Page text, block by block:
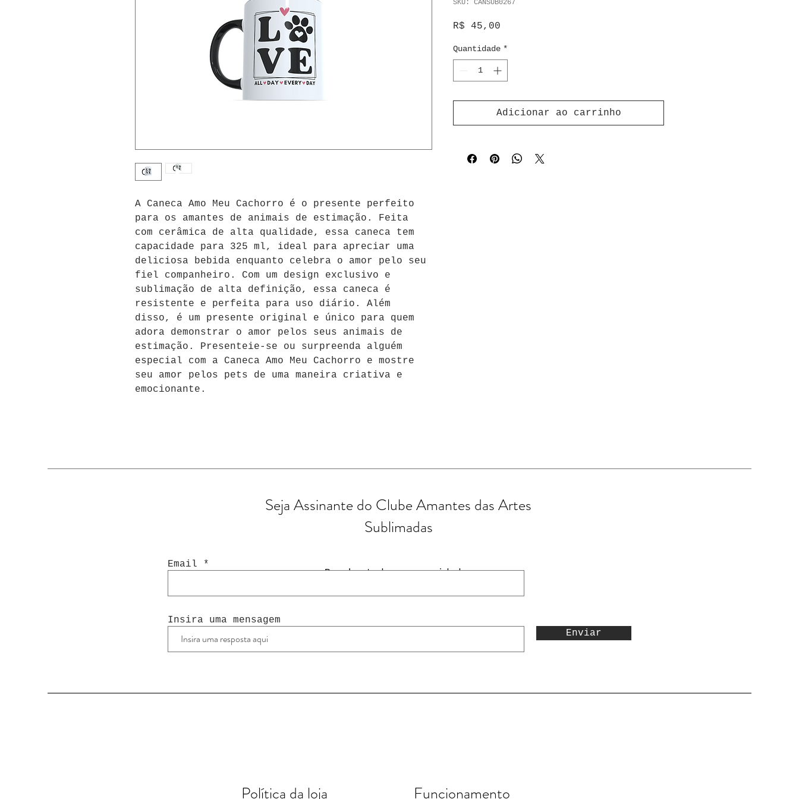
A Caneca Amo Meu Cachorro é o presente perfeito
para os amantes de animais de estimação. Feita
com cerâmica de alta qualidade, essa caneca tem
capacidade para 325 ml, ideal para apreciar uma
deliciosa bebida enquanto celebra o amor pelo seu
fiel companheiro. Com um design exclusivo e
sublimação de alta definição, essa caneca é
resistente e perfeita para uso diário. Além
disso, é um presente original e único para quem
adora demonstrar o amor pelos seus animais de
estimação. Presenteie-se ou surpreenda alguém
especial com a Caneca Amo Meu Cachorro e mostre
seu amor pelos pets de uma maneira criativa e
emocionante.
SKU: CANSUB0267
R$ 45,00
Quantidade *
Adicionar ao carrinho
Seja Assinante do Clube Amantes das Artes
Sublimadas
Receba todas as novidades
Email
Insira uma mensagem
Enviar
Política da loja Funcionamento